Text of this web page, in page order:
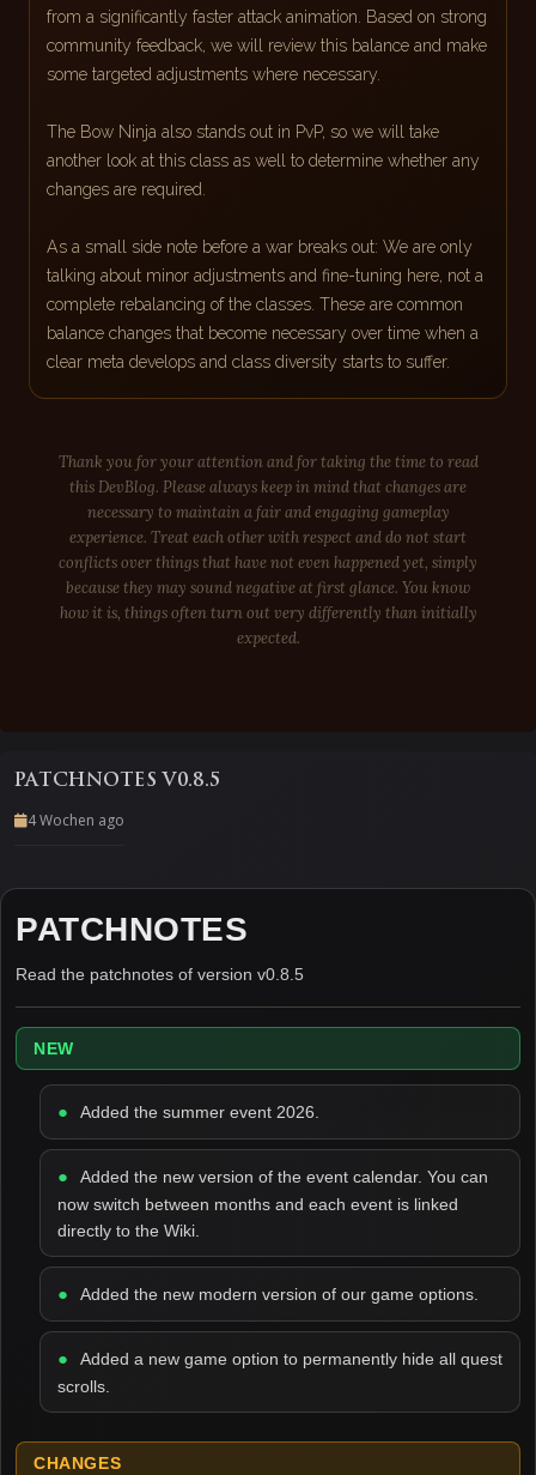
from a significantly faster attack animation. Based on strong
community feedback, we will review this balance and make
some targeted adjustments where necessary.
The Bow Ninja also stands out in PvP, so we will take
another look at this class as well to determine whether any
changes are required.
As a small side note before a war breaks out: We are only
talking about minor adjustments and fine-tuning here, not a
complete rebalancing of the classes. These are common
balance changes that become necessary over time when a
clear meta develops and class diversity starts to suffer.
Thank you for your attention and for taking the time to read
this DevBlog. Please always keep in mind that changes are
necessary to maintain a fair and engaging gameplay
experience. Treat each other with respect and do not start
conflicts over things that have not even happened yet, simply
because they may sound negative at first glance. You know
how it is, things often turn out very differently than initially
expected.
PATCHNOTES V0.8.5
4 Wochen ago
PATCHNOTES
Read the patchnotes of version v0.8.5
NEW
Added the summer event 2026.
Added the new version of the event calendar. You can
now switch between months and each event is linked
directly to the Wiki.
Added the new modern version of our game options.
Added a new game option to permanently hide all quest
scrolls.
CHANGES